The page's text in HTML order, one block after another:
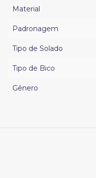
Material
Padronagem
Tipo de Solado
Tipo de Bico
Gênero